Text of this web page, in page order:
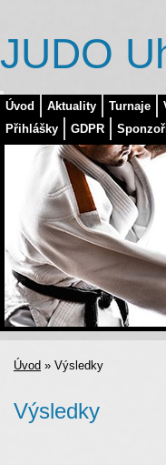
Úvod Aktuality Turnaje
Přihlášky
GDPR
JUDO
Úvod » Výsledky
Výsledky